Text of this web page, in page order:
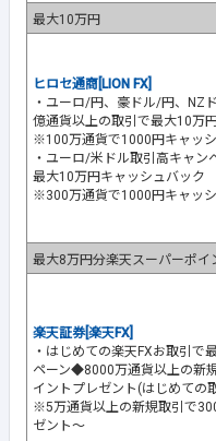
最大10万円
ヒロセ通商[LION FX]
・ユーロ/円、豪ドル/円、NZ
億通貨以上の取引で最大10万
※100万通貨で1000円キャッ
・ユーロ/米ドル取引高キャ
最大10万円キャッシュバック
※300万通貨で1000円キャッ
最大8万円分楽天スーパーポイ
楽天証券[楽天FX]
・はじめての楽天FXお取引で
ペーン◆8000万通貨以上の新
イントプレゼント(はじめての
※5万通貨以上の新規取引で
ゼント～